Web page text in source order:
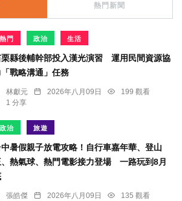
熱門新聞
熱門 政治 生活
縣後輔幹部投入漢光演習 運用民間資源協
「戰略溝通」任務
林獻元 2026年八月09日
199 觀看
1 分享
政治 旅遊
中暑假親子放電攻略！自行車嘉年華、登山
熱氣球、熱門電影接力登場 一路玩到8月
張皓傑 2026年八月09日
135 觀看